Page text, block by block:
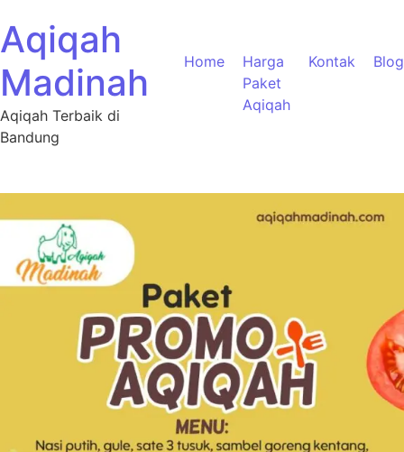
Aqiqah
Madinah
Aqiqah Terbaik di
Bandung
Home
Harga
Paket
Aqiqah
Kontak Blog